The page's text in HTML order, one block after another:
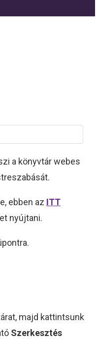
a könyvtár webes
ebben az ITT
nyújtani.
majd kattintsunk
Szerkesztés